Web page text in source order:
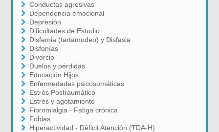
Conductas agresivas
Dependencia emocional
Depresión
Dificultades de Estudio
Disfemia (tartamudeo) y Disfasia
Disfonías
Divorcio
Duelos y pérdidas
Educación Hijos
Enfermedades psicosomáticas
Estrés Postraumático
Estrés y agotamiento
Fibromialgia - Fatiga crónica
Fobias
Hiperactividad - Déficit Atención (TDA-H)